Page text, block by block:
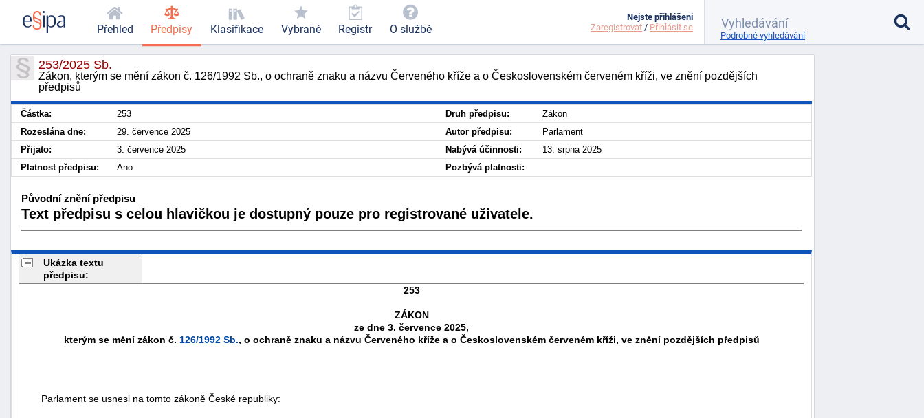
253/2025 Sb.
Zákon, kterým se mění zákon č. 126/1992 Sb., o ochraně znaku a názvu Červeného kříže a o Československém červeném kříži, ve znění pozdějších
předpisů
Částka: 253 Druh předpisu:
Zákon
Rozeslána dne:
29. července 2025 Autor předpisu:
Parlament
Přijato:
3. července 2025 Nabývá účinnosti:
13. srpna 2025
Platnost předpisu:
Ano Pozbývá platnosti:
Původní znění předpisu
Text předpisu s celou hlavičkou je dostupný pouze pro registrované uživatele.
Ukázka textu
předpisu:
253
ZÁKON
ze dne 3. července 2025,
kterým se mění zákon č. 126/1992 Sb., o ochraně znaku a názvu Červeného kříže a o Československém červeném kříži, ve znění pozdějších předpisů
Parlament se usnesl na tomto zákoně České republiky:
Přehled Předpisy Klasifikace Vybrané Registr O službě
Nejste přihlášeni
Zaregistrovat / Přihlásit se
Podrobné vyhledávání